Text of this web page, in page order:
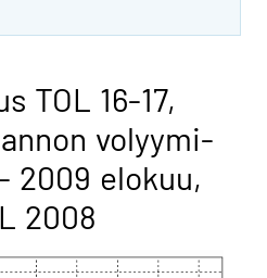
TOL 16-17,
volyymi-
2009 elokuu,
2008